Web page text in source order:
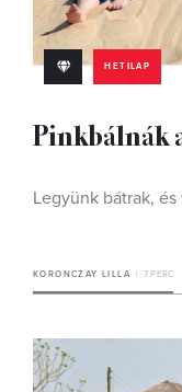
HETILAP
Pinkbálnák
Legyünk bátrak,
KORONCZAY LILLA 7 PERC